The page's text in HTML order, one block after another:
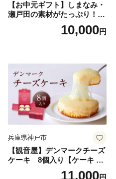
【お中元ギフト】しまなみ・
瀬戸田の素材がたっぷり！ジ
10,000円
兵庫県神戸市
【観音屋】デンマークチーズ
ケーキ 8個入り【ケーキ チ
ーズケーキ 人気スイーツ お
11,000円